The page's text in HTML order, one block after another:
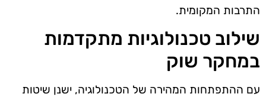
התרבות המקומית.
שילוב טכנולוגיות מתקדמות
במחקר שוק
עם ההתפתחות המהירה של הטכנולוגיה, ישנן שיטות